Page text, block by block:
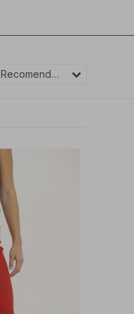
Recomendados